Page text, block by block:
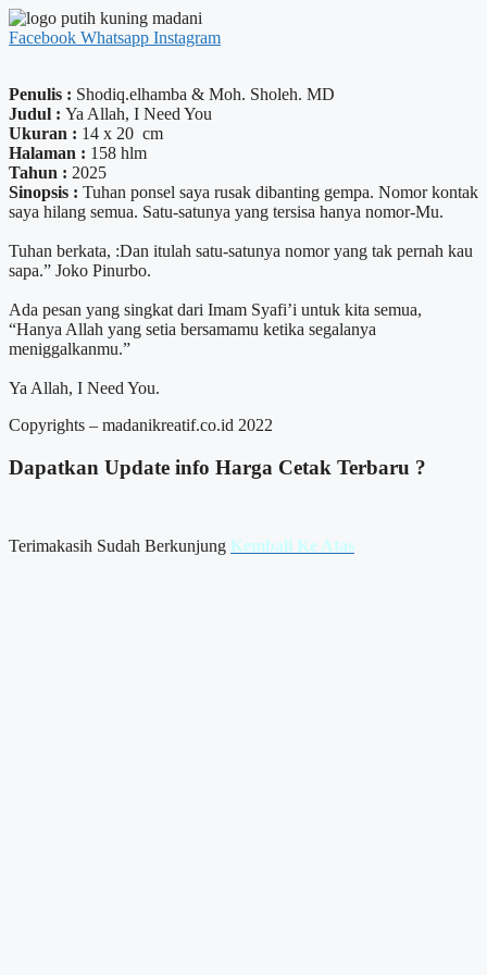
Facebook Whatsapp Instagram
Penulis : Shodiq.elhamba & Moh. Sholeh. MD
Judul : Ya Allah, I Need You
Ukuran : 14 x 20 cm
Halaman : 158 hlm
Tahun : 2025
Sinopsis : Tuhan ponsel saya rusak dibanting gempa. Nomor kontak
saya hilang semua. Satu-satunya yang tersisa hanya nomor-Mu.
Tuhan berkata, :Dan itulah satu-satunya nomor yang tak pernah kau
sapa.” Joko Pinurbo.
Ada pesan yang singkat dari Imam Syafi’i untuk kita semua,
“Hanya Allah yang setia bersamamu ketika segalanya
meniggalkanmu.”
Ya Allah, I Need You.
Copyrights – madanikreatif.co.id 2022
Dapatkan Update info Harga Cetak Terbaru ?
Terimakasih Sudah Berkunjung Kembali Ke Atas